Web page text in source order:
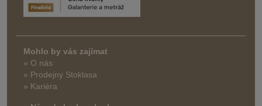
Mohlo by vás zajímat
» O nás
» Prodejny Stoklasa
» Kariéra